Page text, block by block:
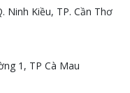
Ninh Kiều, TP. Cần Thơ
1, TP Cà Mau